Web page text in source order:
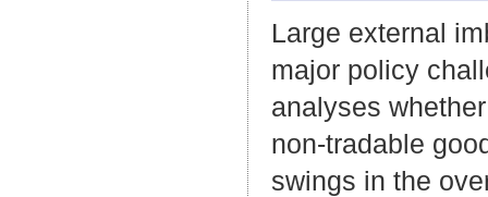
Large external
major policy
analyses
non-tradable
swings in the